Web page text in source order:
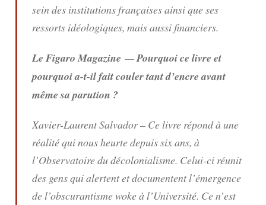
sein des institutions françaises ainsi que ses
ressorts idéologiques, mais aussi financiers.
Le Figaro Magazine —Pourquoi ce livre et
pourquoi a-t-il fait couler tant d’encre avant
même sa parution ?
Xavier-Laurent Salvador – Ce livre répond à une
réalité qui nous heurte depuis six ans, à
l’Observatoire du décolonialisme. Celui-ci réunit
des gens qui alertent et documentent l’émergence
de l’obscurantisme woke à l’Université. Ce n’est